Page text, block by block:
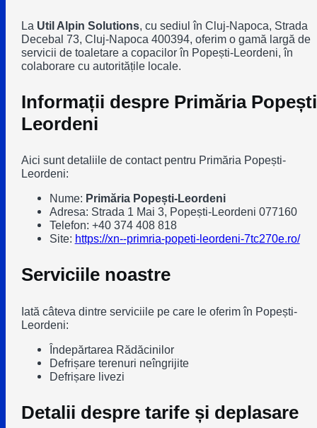
La Util Alpin Solutions, cu sediul în Cluj-Napoca, Strada
Decebal 73, Cluj-Napoca 400394, oferim o gamă largă de
servicii de toaletare a copacilor în Popești-Leordeni, în
colaborare cu autoritățile locale.
Informații despre Primăria
Leordeni
Aici sunt detaliile de contact pentru Primăria Popești-
Leordeni:
Nume: Primăria Popești-Leordeni
Adresa: Strada 1 Mai 3, Popești-Leordeni 077160
Telefon: +40 374 408 818
Site: https://xn--primria-popeti-leordeni-7tc270e.ro/
Serviciile noastre
Iată câteva dintre serviciile pe care le oferim în Popești-
Leordeni:
Îndepărtarea Rădăcinilor
Defrișare terenuri neîngrijite
Defrișare livezi
Detalii despre tarife și deplasare